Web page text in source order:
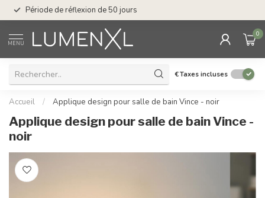
Période de réflexion de 50 jours
MENU
0
€Taxes incluses
Accueil / Applique design pour salle de bain Vince - noir
Applique design pour salle de bain Vince -
noir